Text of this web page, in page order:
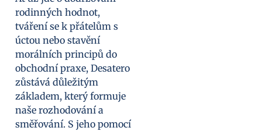
rodinných hodnot,
tváření se k přátelům s
úctou nebo stavění
morálních principů do
obchodní praxe, Desatero
zůstává důležitým
základem, který formuje
naše rozhodování a
směřování. S jeho pomocí